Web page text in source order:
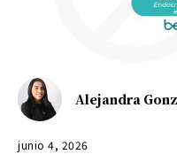
Alejandra
junio 4, 2026